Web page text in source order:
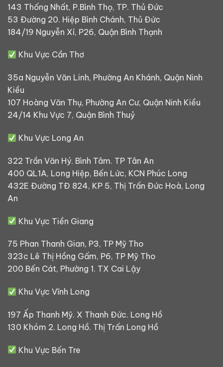
143 Thống Nhất, P.Bình Thọ, TP. Thủ Đức
53 Đường 20. Hiệp Bình Chánh, Thủ Đức
184/19 Nguyễn Xí, P26, Quận Bình Thạnh
Khu Vực Cần Thơ
35a Nguyễn Văn Linh, Phường An Khánh, Quận Ninh
Kiều
107 Hoàng Văn Thụ, Phường An Cư, Quận Ninh Kiều
24/14 Khu Vực 7, Quận Bình Thuỷ
Khu Vực Long An
322 Trần Văn Hý. Bình Tâm. TP Tân An
400 QL1A, Long Hiệp, Bến Lức, KCN Phúc Long
432E Đường TĐ 824, KP 5, Thị Trấn Đức Hoà, Long
An
Khu Vực Tiền Giang
75 Phan Thanh Gian, P3, TP Mỹ Tho
323c Lê Thị Hồng Gấm, P6, TP Mỹ Tho
200 Bến Cát, Phường 1. TX Cai Lậy
Khu Vực Vĩnh Long
197 Ấp Thanh Mỹ. X Thanh Đức. Long Hồ
130 Khóm 2. Long Hồ. Thị Trấn Long Hồ
Khu Vực Bến Tre